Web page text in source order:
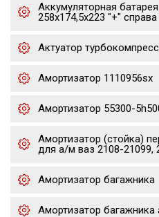
Аккумуляторная
258x174,5x223 "+" справа
Актуатор
Амортизатор 1110956sx
Амортизатор 55300-
Амортизатор (стойка)
для а/м ваз 2108-21099,
Амортизатор багажника
Амортизатор багажника